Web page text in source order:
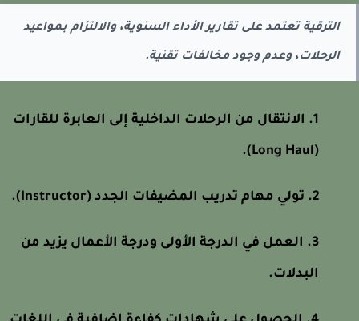
الترقية تعتمد على تقارير الأداء السنوية، والالتزام بمواعيد
الرحلات، وعدم وجود مخالفات تقنية.
الانتقال من الرحلات الداخلية إلى العابرة للقارات
تولي مهام تدريب المضيفات الجدد (Instructor).
العمل في الدرجة الأولى ودرجة الأعمال يزيد من
البدلات.